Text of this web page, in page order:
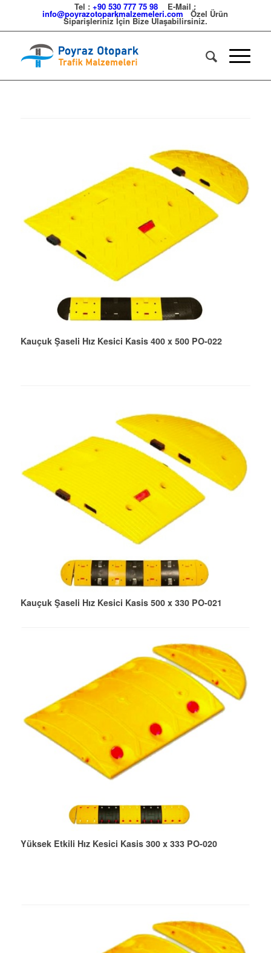
Tel :+90 530 777 75 98 E-Mail :
info@poyrazotoparkmalzemeleri.com Özel Ürün
Siparişleriniz İçin Bize Ulaşabilirsiniz.
Kauçuk Şaseli Hız Kesici Kasis 400 x 500 PO-022
Kauçuk Şaseli Hız Kesici Kasis 500 x 330 PO-021
Yüksek Etkili Hız Kesici Kasis 300 x 333 PO-020